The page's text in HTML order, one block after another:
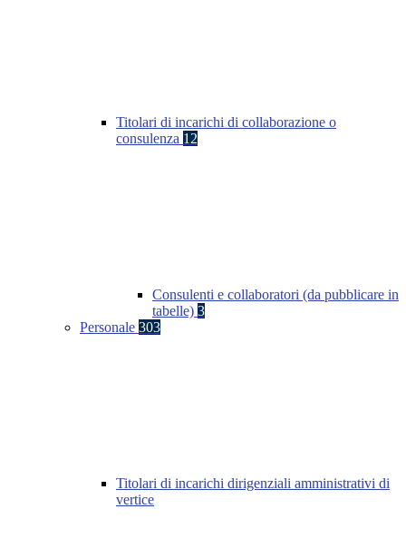
Titolari di incarichi di collaborazione o
consulenza 12
Consulenti e collaboratori (da pubblicare in
tabelle) 3
Personale 303
Titolari di incarichi dirigenziali amministrativi di
vertice